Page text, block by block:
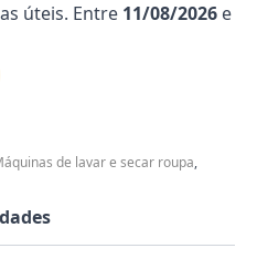
úteis. Entre 11/08/2026 e
de lavar e secar roupa,